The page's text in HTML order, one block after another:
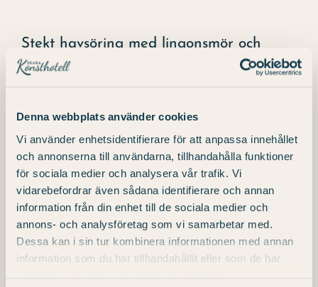
Denna webbplats använder cookies
Vi använder enhetsidentifierare för att anpassa innehållet
och annonserna till användarna, tillhandahålla funktioner
för sociala medier och analysera vår trafik. Vi
vidarebefordrar även sådana identifierare och annan
information från din enhet till de sociala medier och
annons- och analysföretag som vi samarbetar med.
Dessa kan i sin tur kombinera informationen med annan
information som du har tillhandahållit eller som de har
Stekt havsöring med lingonsmör och
dillolja samt blomkål-och potatispuré
Pumparisotto med brynt salviasmör och
parmesan
Varmt välkommen!
(Med reservation för ändringar).